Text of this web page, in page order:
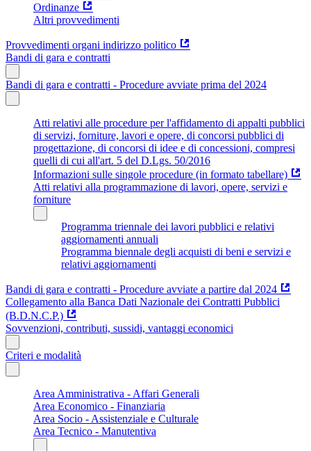
Ordinanze
Altri provvedimenti
Provvedimenti organi indirizzo politico
Bandi di gara e contratti
Bandi di gara e contratti - Procedure avviate prima del 2024
Atti relativi alle procedure per l'affidamento di appalti pubblici
di servizi, forniture, lavori e opere, di concorsi pubblici di
progettazione, di concorsi di idee e di concessioni, compresi
quelli di cui all'art. 5 del D.Lgs. 50/2016
Informazioni sulle singole procedure (in formato tabellare)
Atti relativi alla programmazione di lavori, opere, servizi e
forniture
Programma triennale dei lavori pubblici e relativi
aggiornamenti annuali
Programma biennale degli acquisti di beni e servizi e
relativi aggiornamenti
Bandi di gara e contratti - Procedure avviate a partire dal 2024
Collegamento alla Banca Dati Nazionale dei Contratti Pubblici
(B.D.N.C.P.)
Sovvenzioni, contributi, sussidi, vantaggi economici
Criteri e modalità
Area Amministrativa - Affari Generali
Area Economico - Finanziaria
Area Socio - Assistenziale e Culturale
Area Tecnico - Manutentiva